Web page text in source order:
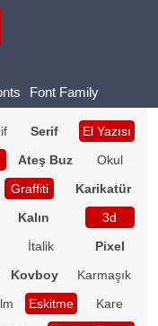
Font Family
Serif
El Yazısı
Ateş Buz
Okul
Graffiti
Karikatür
Kalın
3d
İtalik
Pixel
Kovboy
Karmaşık
Eskitme
Kare